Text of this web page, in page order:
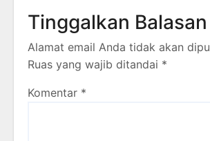
Tinggalkan Balasan
Alamat email Anda tidak akan
Ruas yang wajib ditandai *
Komentar *